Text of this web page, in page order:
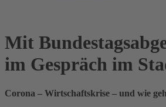
Mit
im Gespräch im
Corona – Wirtschaftskrise – und wie